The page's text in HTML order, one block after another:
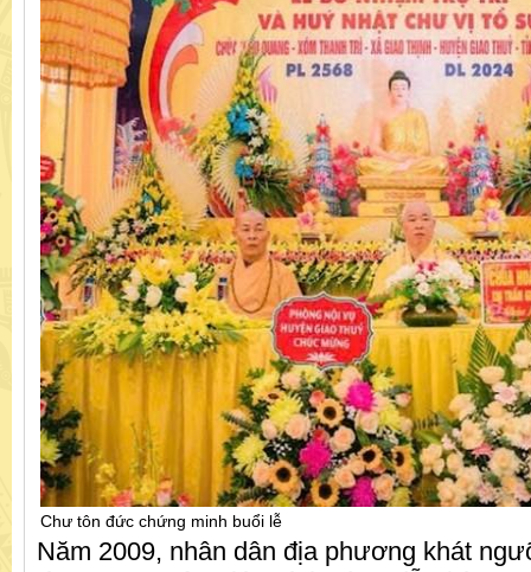
Chư tôn đức chứng minh buổi lễ
Năm 2009, nhân dân địa phương khát